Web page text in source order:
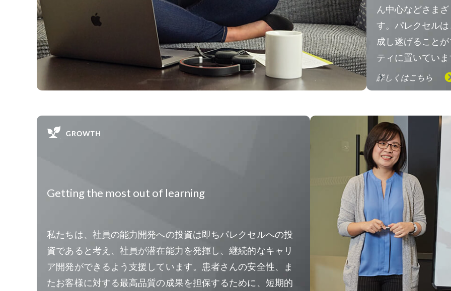
ん中心などさま
す。パレクセル
成し遂げること
ティに置いてい
詳しくはこちら
Getting the most out of learning
私たちは、社員の能力開発への投資は即ちパレクセルへの投
資であると考え、社員が潜在能力を発揮し、継続的なキャリ
ア開発ができるよう支援しています。患者さんの安全性、ま
たお客様に対する最高品質の成果を担保するために、短期的